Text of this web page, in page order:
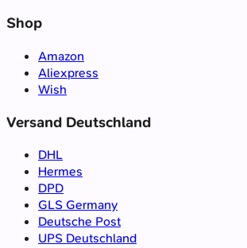
Shop
Amazon
Aliexpress
Wish
Versand Deutschland
DHL
Hermes
DPD
GLS Germany
Deutsche Post
UPS Deutschland